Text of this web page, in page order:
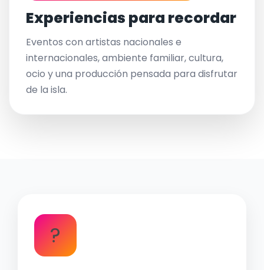
Experiencias para recordar
Eventos con artistas nacionales e
internacionales, ambiente familiar, cultura,
ocio y una producción pensada para disfrutar
de la isla.
?